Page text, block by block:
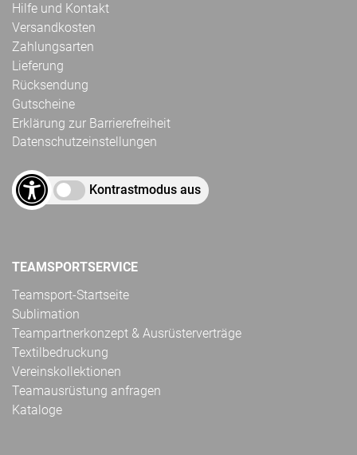
Hilfe und Kontakt
Versandkosten
Zahlungsarten
Lieferung
Rücksendung
Gutscheine
Erklärung zur Barrierefreiheit
Datenschutzeinstellungen
Kontrastmodus aus
TEAMSPORTSERVICE
Teamsport-Startseite
Sublimation
Teampartnerkonzept & Ausrüsterverträge
Textilbedruckung
Vereinskollektionen
Teamausrüstung anfragen
Kataloge